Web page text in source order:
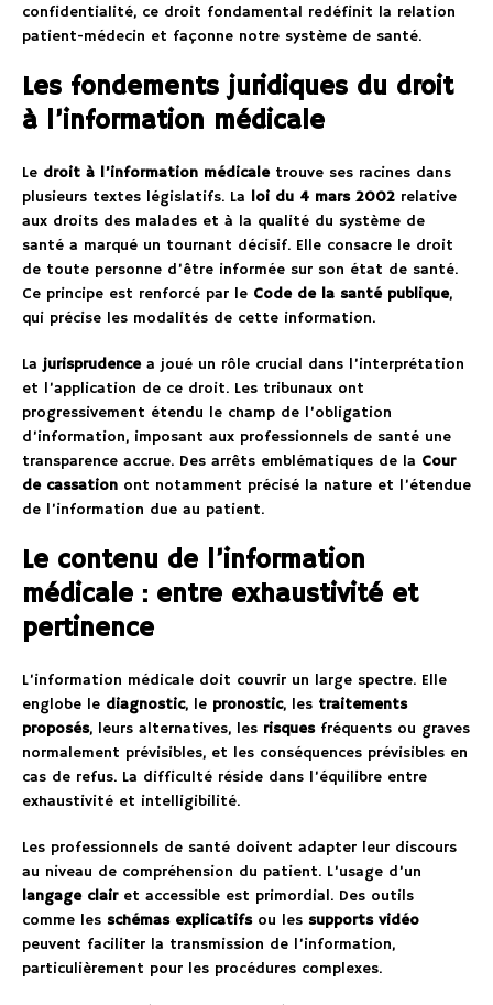
confidentialité, ce droit fondamental redéfinit la relation
patient-médecin et façonne notre système de santé.
Les fondements juridiques du droit
à l’information médicale
Le droit à l’information médicaletrouve ses racines dans
plusieurs textes législatifs. La loi du 4 mars 2002 relative
aux droits des malades et à la qualité du système de
santé a marqué un tournant décisif. Elle consacre le droit
de toute personne d’être informée sur son état de santé.
Ce principe est renforcé par le Code de la santé publique,
qui précise les modalités de cette information.
Lajurisprudencea joué un rôle crucial dans l’interprétation
et l’application de ce droit. Les tribunaux ont
progressivement étendu le champ de l’obligation
d’information, imposant aux professionnels de santé une
transparence accrue. Des arrêts emblématiques de la Cour
de cassation ont notamment précisé la nature et l’étendue
de l’information due au patient.
Le contenu de l’information
médicale : entre exhaustivité et
pertinence
L’information médicale doit couvrir un large spectre. Elle
englobe le diagnostic, le pronostic, les traitements
proposés, leurs alternatives, les risquesfréquents ou graves
normalement prévisibles, et les conséquences prévisibles en
cas de refus. La difficulté réside dans l’équilibre entre
exhaustivité et intelligibilité.
Les professionnels de santé doivent adapter leur discours
au niveau de compréhension du patient. L’usage d’un
langage clairet accessible est primordial. Des outils
comme les schémas explicatifsou les supports vidéo
peuvent faciliter la transmission de l’information,
particulièrement pour les procédures complexes.